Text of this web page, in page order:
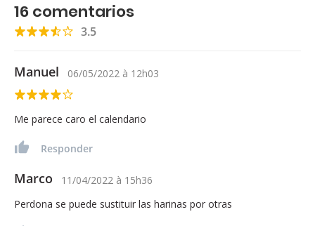
16comentarios
3.5
Manuel 06/05/2022 à 12h03
Me parece caro el calendario
Responder
Marco 11/04/2022 à 15h36
Perdona se puede sustituir las harinas por otras